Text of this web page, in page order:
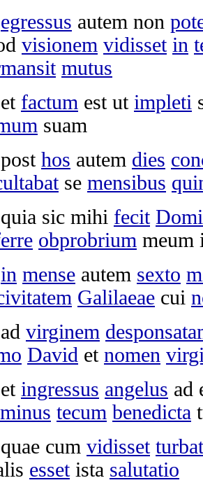
egressus autem non
visionem vidisset in
mutus
et factum est ut impleti
suam
post hos autem dies
se mensibus
quia sic mihi fecit
obprobrium meum
in mense autem sexto
Galilaeae cui
virginem
David et nomen
et ingressus angelus ad
tecum benedicta
quae cum vidisset
essetista salutatio